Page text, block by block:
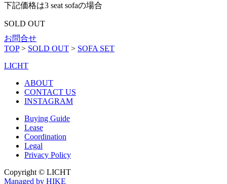
下記価格は3 seat sofaの場合
SOLD OUT
お問合せ
TOP > SOLD OUT > SOFA SET
LICHT
ABOUT
CONTACT US
INSTAGRAM
Buying Guide
Lease
Coordination
Legal
Privacy Policy
Copyright © LICHT
Managed by HIKE